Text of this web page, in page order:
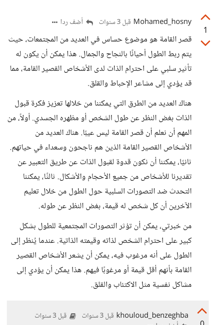
1
Mohamed_hosny قبل 3 سنوات أضف ردا
قصر القامة هو موضوع حساس في العديد من المجتمعات، حيث
يتم ربط الطول أحيانًا بالنجاح والجمال. هذا يمكن أن يكون له
تأثير سلبي على احترام الذات لدى الأشخاص القصير القامة، مما
قد يؤدي إلى مشاعر الإحباط والقلق.
هناك العديد من الطرق التي يمكننا من خلالها تعزيز فكرة قبول
الذات بغض النظر عن طول الشخص أو مظهره الجسدي. أولاً، من
المهم أن نعلم أن قصر القامة ليس عيبًا. هناك العديد من
الأشخاص القصير القامة الذين هم ناجحون وسعداء في حياتهم.
ثانيًا، يمكننا أن نكون قدوة لقبول الذات عن طريق التعبير عن
تقديرنا للأشخاص من جميع الأحجام والأشكال. ثالثًا، يمكننا
التحدث ضد التصورات السلبية حول الطول من خلال تعليم
الآخرين أن كل شخص له قيمة، بغض النظر عن طوله.
من خبرتي، يمكن أن تؤثر التصورات المجتمعية للطول بشكل
كبير على احترام الشخص لذاته وقيمته الذاتية. عندما يُنظر إلى
الطول على أنه مرغوب فيه، يمكن أن يشعر الأشخاص القصير
القامة بأنهم أقل قيمة أو مرغوبًا فيهم. هذا يمكن أن يؤدي إلى
مشاكل نفسية مثل الاكتئاب والقلق.
khouloud_benzeghba قبل 3 سنوات قبل 3 سنوات